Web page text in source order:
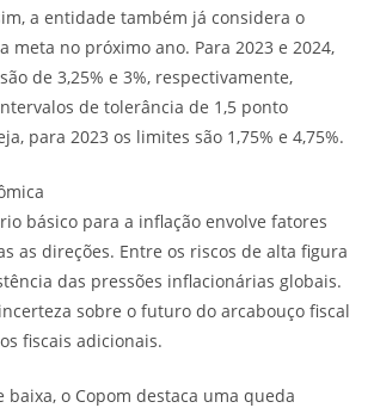
a entidade também já considera o
meta no próximo ano. Para 2023 e 2024,
de 3,25% e 3%, respectivamente,
de tolerância de 1,5 ponto
para 2023 os limites são 1,75% e 4,75%.
básico para a inflação envolve fatores
as direções. Entre os riscos de alta figura
das pressões inflacionárias globais.
sobre o futuro do arcabouço fiscal
fiscais adicionais.
baixa, o Copom destaca uma queda